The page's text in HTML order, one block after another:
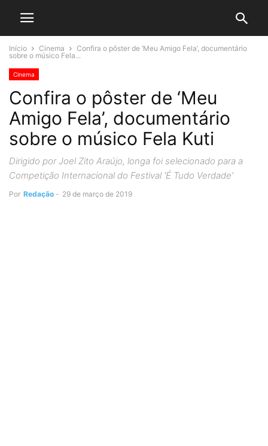
Início Cinema
Confira o pôster de ‘Meu Amigo Fela’, documentário
sobre o músico Fela...
Cinema
Confira o pôster de ‘Meu
Amigo Fela’, documentário
sobre o músico Fela Kuti
Dirigido por Joel Zito Araújo, longa foi selecionado para a
Competição Internacional do Festival 'É Tudo Verdade'
Por Redação - 29 de março de 2019